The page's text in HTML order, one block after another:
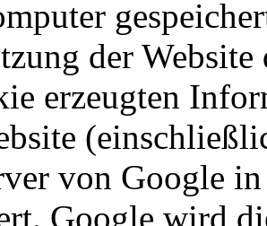
der
erzeugten
von Google
Google wird